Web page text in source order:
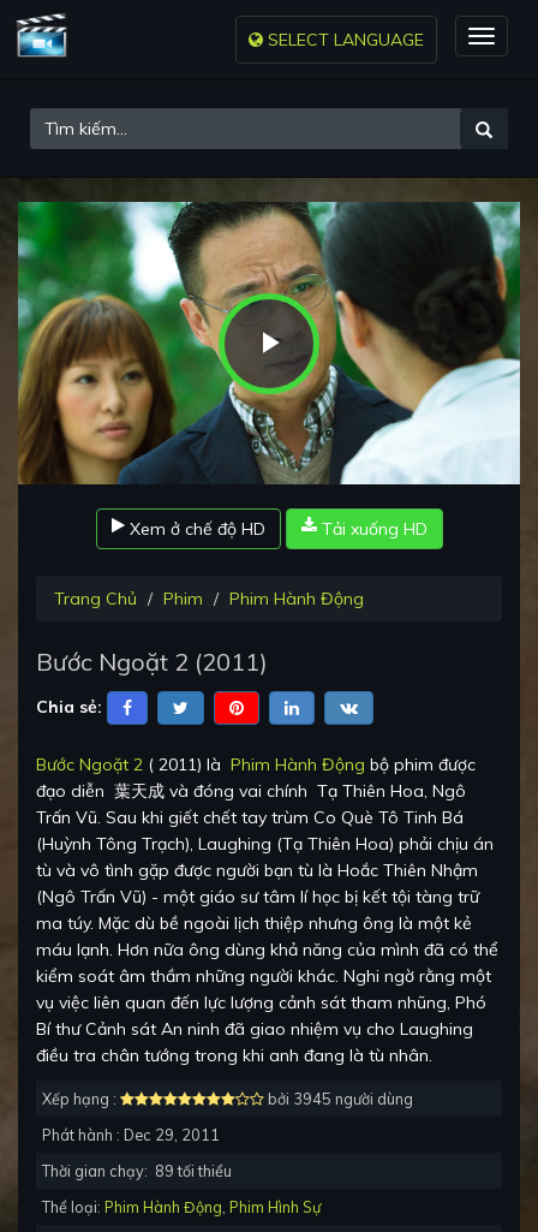
Toggle
SELECT LANGUAGE
Play
Video
Xem ở chế độ HD Tải xuống HD
Trang Chủ Phim Phim Hành Động
Bước Ngoặt 2 (2011)
Chia sẻ:
Bước Ngoặt 2 ( 2011) là Phim Hành Động bộ phim được
đạo diễn 葉天成 và đóng vai chính Tạ Thiên Hoa, Ngô
Trấn Vũ. Sau khi giết chết tay trùm Co Què Tô Tinh Bá
(Huỳnh Tông Trạch), Laughing (Tạ Thiên Hoa) phải chịu án
tù và vô tình gặp được người bạn tù là Hoắc Thiên Nhậm
(Ngô Trấn Vũ) - một giáo sư tâm lí học bị kết tội tàng trữ
ma túy. Mặc dù bề ngoài lịch thiệp nhưng ông là một kẻ
máu lạnh. Hơn nữa ông dùng khả năng của mình đã có thể
kiểm soát âm thầm những người khác. Nghi ngờ rằng một
vụ việc liên quan đến lực lượng cảnh sát tham nhũng, Phó
Bí thư Cảnh sát An ninh đã giao nhiệm vụ cho Laughing
điều tra chân tướng trong khi anh đang là tù nhân.
Xếp hạng :
bởi 3945 người dùng
Phát hành : Dec 29, 2011
Thời gian chạy: 89tối thiểu
Thể loại: Phim Hành Động Phim Hình Sự